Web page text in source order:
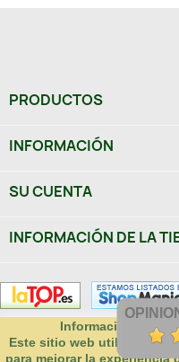
PRODUCTOS
INFORMACIÓN
SU CUENTA
INFORMACIÓN DE LA
Información sobre
Este sitio web utiliza
para mejorar la experiencia